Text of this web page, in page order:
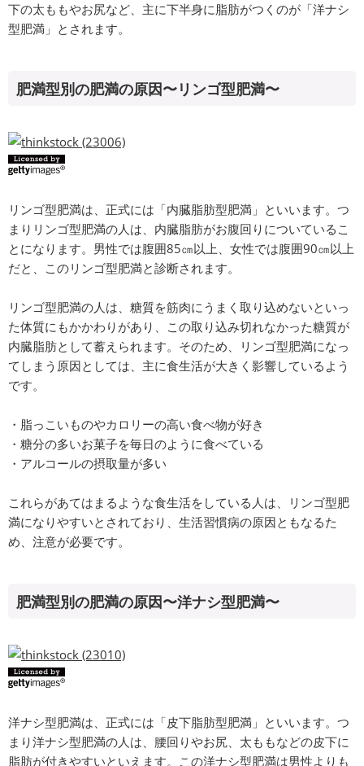
下の太ももやお尻など、主に下半身に脂肪がつくのが「洋ナシ
型肥満」とされます。
肥満型別の肥満の原因〜リンゴ型肥満〜
リンゴ型肥満は、正式には「内臓脂肪型肥満」といいます。つ
まりリンゴ型肥満の人は、内臓脂肪がお腹回りについているこ
とになります。男性では腹囲85㎝以上、女性では腹囲90㎝以上
だと、このリンゴ型肥満と診断されます。
リンゴ型肥満の人は、糖質を筋肉にうまく取り込めないといっ
た体質にもかかわりがあり、この取り込み切れなかった糖質が
内臓脂肪として蓄えられます。そのため、リンゴ型肥満になっ
てしまう原因としては、主に食生活が大きく影響しているよう
です。
・脂っこいものやカロリーの高い食べ物が好き
・糖分の多いお菓子を毎日のように食べている
・アルコールの摂取量が多い
これらがあてはまるような食生活をしている人は、リンゴ型肥
満になりやすいとされており、生活習慣病の原因ともなるた
め、注意が必要です。
肥満型別の肥満の原因〜洋ナシ型肥満〜
洋ナシ型肥満は、正式には「皮下脂肪型肥満」といいます。つ
まり洋ナシ型肥満の人は、腰回りやお尻、太ももなどの皮下に
脂肪が付きやすいといえます。この洋ナシ型肥満は男性よりも